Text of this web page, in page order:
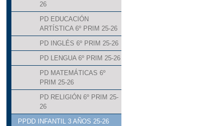
26
PD EDUCACIÓN
ARTÍSTICA 6º PRIM 25-26
PD INGLÉS 6º PRIM 25-26
PD LENGUA 6º PRIM 25-26
PD MATEMÁTICAS 6º
PRIM 25-26
PD RELIGIÓN 6º PRIM 25-
26
PPDD INFANTIL 3 AÑOS 25-26